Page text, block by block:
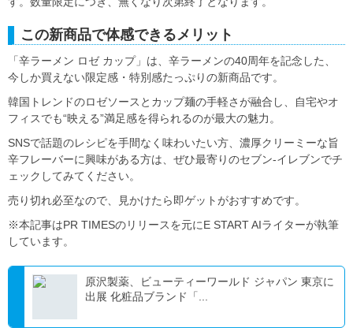
この新商品で体感できるメリット
「辛ラーメン ロゼ カップ」は、辛ラーメンの40周年を記念した、
今しか買えない限定感・特別感たっぷりの新商品です。
韓国トレンドのロゼソースとカップ麺の手軽さが融合し、自宅やオ
フィスでも“映える”満足感を得られるのが最大の魅力。
SNSで話題のレシピを手間なく味わいたい方、濃厚クリーミーな旨
辛フレーバーに興味がある方は、ぜひ最寄りのセブン‐イレブンでチ
ェックしてみてください。
売り切れ必至なので、見かけたら即ゲットがおすすめです。
※本記事はPR TIMESのリリースを元にE START AIライターが執筆
しています。
原沢製薬、ビューティーワールド ジャパン 東京に
出展 化粧品ブランド「...